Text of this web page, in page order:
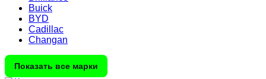
Buick
BYD
Cadillac
Changan
Показать все марки